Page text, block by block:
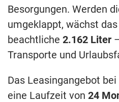
Besorgungen. Werden
umgeklappt, wächst
beachtliche 2.162 Liter
Transporte und
Das Leasingangebot
eine Laufzeit von 24